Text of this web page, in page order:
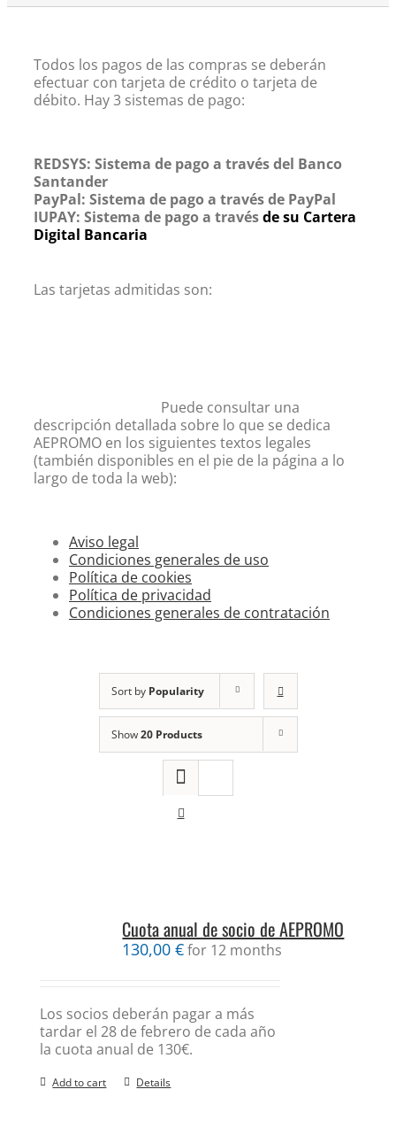
Todos los pagos de las compras se deberán
efectuar con tarjeta de crédito o tarjeta de
débito. Hay 3 sistemas de pago:
REDSYS: Sistema de pago a través del Banco
Santander
PayPal: Sistema de pago a través de PayPal
IUPAY: Sistema de pago a travésde su Cartera
Digital Bancaria
Las tarjetas admitidas son:
Puede consultar una
descripción detallada sobre lo que se dedica
AEPROMO en los siguientes textos legales
(también disponibles en el pie de la página a lo
largo de toda la web):
Aviso legal
Condiciones generales de uso
Política de cookies
Política de privacidad
Condiciones generales de contratación
Sort by Popularity
Show20 Products
Cuota anual de socio de AEPROMO
130,00€for 12 months
Los socios deberán pagar a más
tardar el 28 de febrero de cada año
la cuota anual de 130€.
Add to cart Details